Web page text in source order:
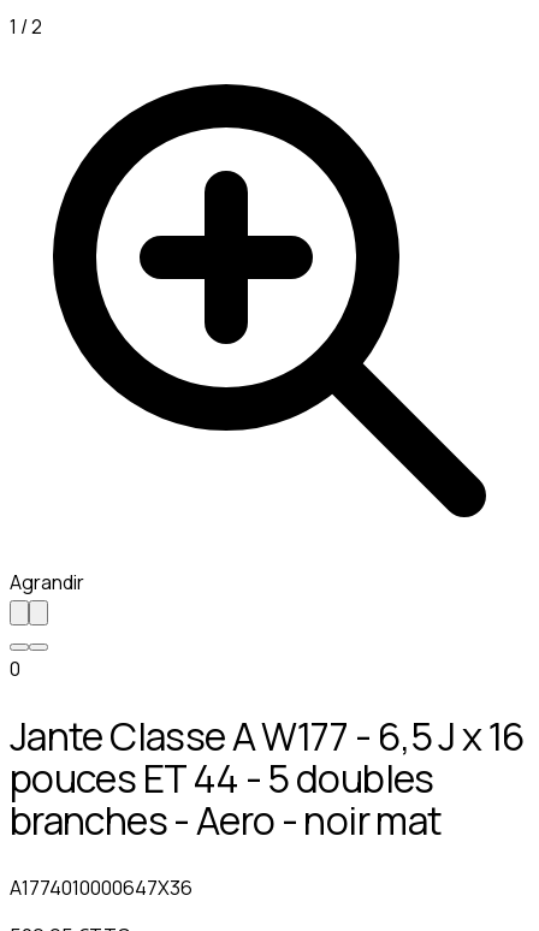
1 /2
Agrandir
0
Jante Classe A W177 - 6,5 J x 16
pouces ET 44 - 5 doubles
branches - Aero - noir mat
A1774010000647X36